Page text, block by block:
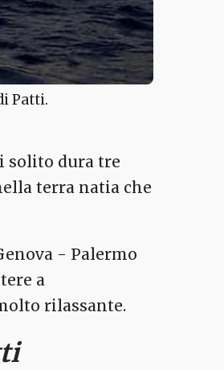
Patti.
solito dura tre
terra natia che
- Palermo
a
rilassante.